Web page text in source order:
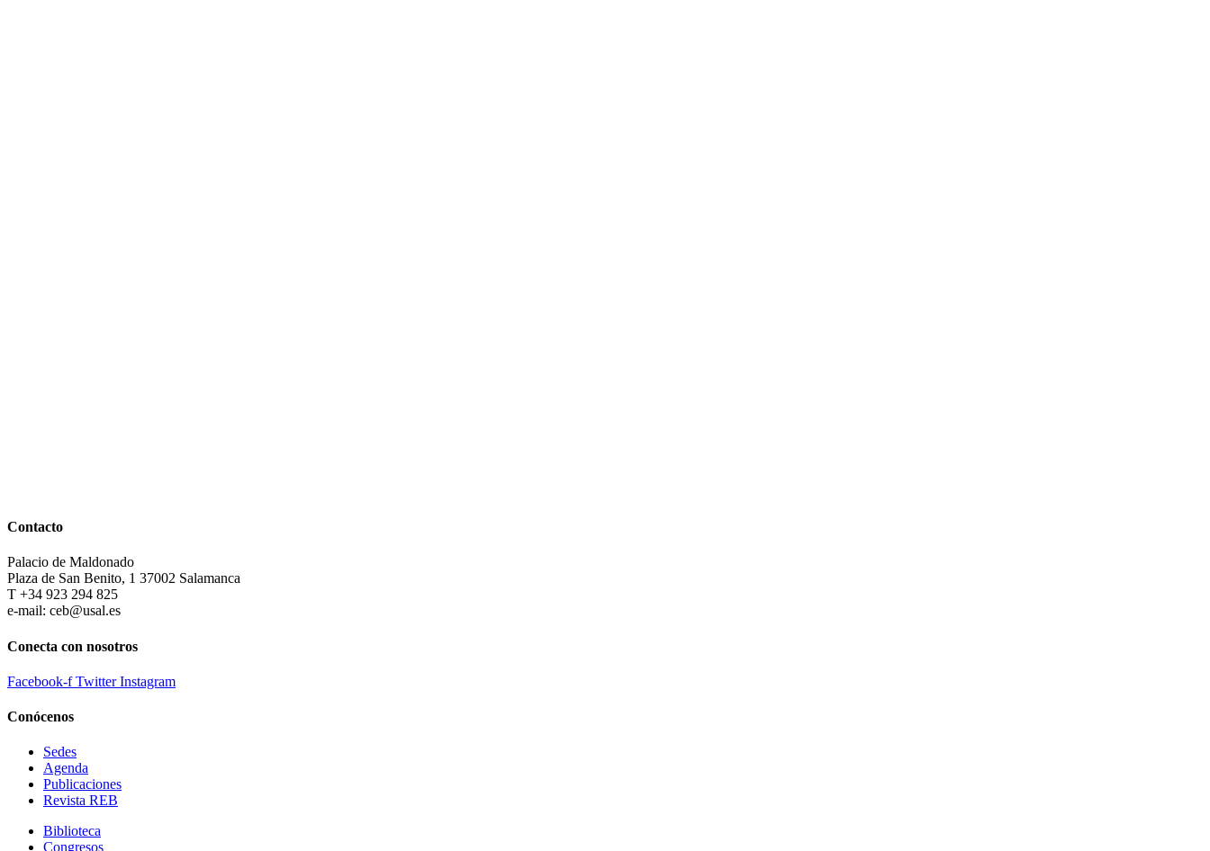
Contacto
Palacio de Maldonado
Plaza de San Benito, 1 37002 Salamanca
T +34 923 294 825
e-mail: ceb@usal.es
Conecta con nosotros
Facebook-f Twitter Instagram
Conócenos
Sedes
Agenda
Publicaciones
Revista REB
Biblioteca
Congresos